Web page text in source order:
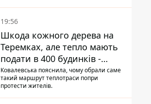
19:56
Шкода кожного дерева на
Теремках, але тепло мають
подати в 400 будинків -
депутатка Київради
Ковалевська пояснила, чому обрали саме
такий маршрут теплотраси попри
протести жителів.